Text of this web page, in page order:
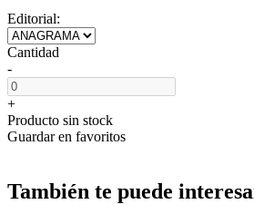
Editorial:
Cantidad
-
+
Producto sin stock
Guardar en favoritos
También te puede